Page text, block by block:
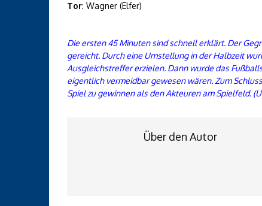
Tor: Wagner (Elfer)
Die ersten 45 Minuten sind schnell erklärt. Der
gereicht. Durch eine Umstellung in der Halbzeit
Ausgleichstreffer erzielen. Dann wurde das
eigentlich vermeidbar gewesen wären. Zum
Spiel zu gewinnen als den Akteuren am Spielfeld.
Über den Autor